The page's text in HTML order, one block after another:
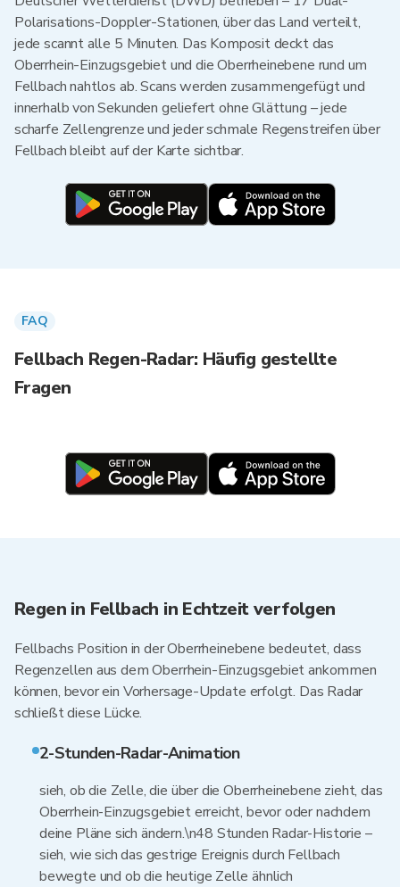
Polarisations-Doppler-Stationen, über das Land verteilt,
jede scannt alle 5 Minuten. Das Komposit deckt das
Oberrhein-Einzugsgebiet und die Oberrheinebene rund um
Fellbach nahtlos ab. Scans werden zusammengefügt und
innerhalb von Sekunden geliefert ohne Glättung – jede
scharfe Zellengrenze und jeder schmale Regenstreifen über
Fellbach bleibt auf der Karte sichtbar.
FAQ
Fellbach Regen-Radar: Häufig gestellte
Fragen
Regen in Fellbach in Echtzeit verfolgen
Fellbachs Position in der Oberrheinebene bedeutet, dass
Regenzellen aus dem Oberrhein-Einzugsgebiet ankommen
können, bevor ein Vorhersage-Update erfolgt. Das Radar
schließt diese Lücke.
2-Stunden-Radar-Animation
sieh, ob die Zelle, die über die Oberrheinebene zieht, das
Oberrhein-Einzugsgebiet erreicht, bevor oder nachdem
deine Pläne sich ändern.\n48 Stunden Radar-Historie –
sieh, wie sich das gestrige Ereignis durch Fellbach
bewegte und ob die heutige Zelle ähnlich